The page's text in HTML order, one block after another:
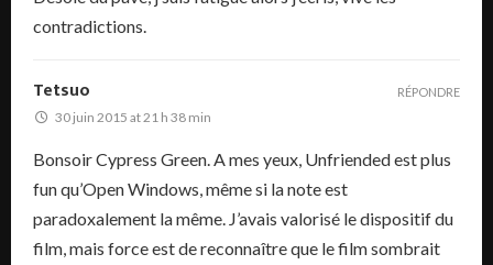
contradictions.
Tetsuo
30 juin 2015 at 21 h 38 min
Bonsoir Cypress Green. A mes yeux, Unfriended est plus
fun qu’Open Windows, même si la note est
paradoxalement la même. J’avais valorisé le dispositif du
film, mais force est de reconnaître que le film sombrait
RÉPONDRE